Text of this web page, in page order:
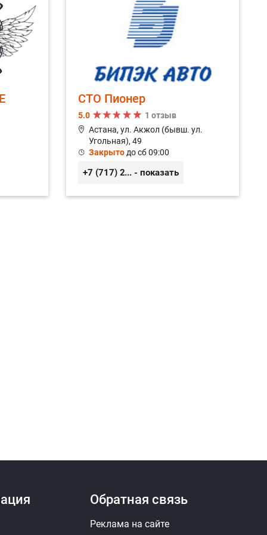
цилиндра
колодок Замена компрессора
Замена масла в КПП
трансмиссии
жидкостей Замена масла МКПП
крышки Замена пыльника рулевой тяги
СТО Пионер
5.0
1 отзыв
Астана, ул. Акжол (бывш. ул.
Угольная), 49
Закрыто до сб 09:00
+7 (717) 254-58-47
... - показать
Обратная связь
Реклама на сайте